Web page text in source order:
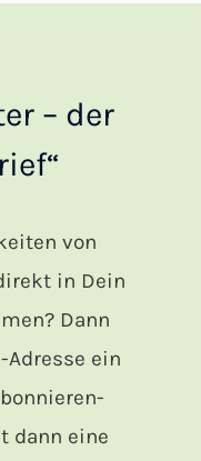
– der
von
in Dein
Dann
ein
dann eine